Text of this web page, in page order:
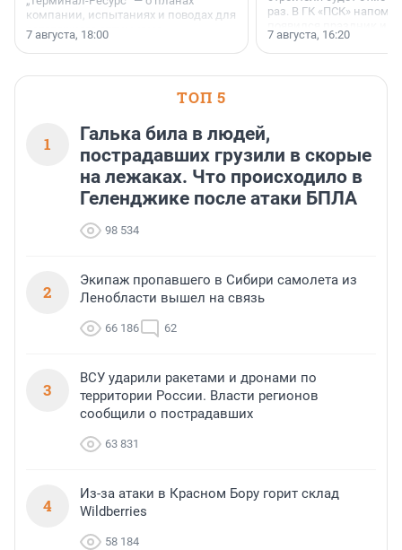
компании, испытаниях и поводах для
осторожного оптимизма.
7 августа, 18:00
раз. В ГК «ПСК»
поменялась роль
7 августа, 16:20
ТОП 5
1
Галька била в людей,
пострадавших грузили в скорые
на лежаках. Что происходило в
Геленджике после атаки БПЛА
98 534
2
Экипаж пропавшего в Сибири самолета из
Ленобласти вышел на связь
66 186 62
3
ВСУ ударили ракетами и дронами по
территории России. Власти регионов
сообщили о пострадавших
63 831
4
Из-за атаки в Красном Бору горит склад
Wildberries
58 184